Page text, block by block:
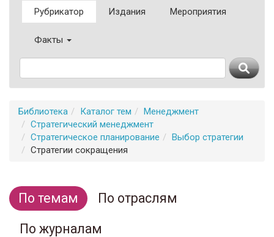
Рубрикатор Издания Мероприятия
Факты
Библиотека Каталог тем
Менеджмент
Стратегический менеджмент
Стратегическое планирование
Выбор стратегии
Стратегии сокращения
По темам
По отраслям
По журналам